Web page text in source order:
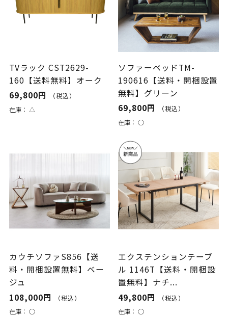
TVラック CST2629-
160【送料無料】オーク
69,800円
（税込）
在庫： △
ソファーベッドTM-
190616【送料・開梱設置
無料】グリーン
69,800円
（税込）
在庫：○
カウチソファS856【送
料・開梱設置無料】ベー
ジュ
108,000円
（税込）
在庫： ○
エクステンションテーブ
ル 1146T【送料・開梱設
置無料】ナチ...
49,800円
（税込）
在庫：○